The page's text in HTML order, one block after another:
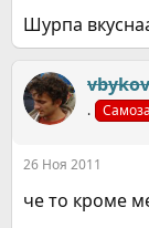
Шурпа
vbykov
.
26 Ноя 2011
че то кроме